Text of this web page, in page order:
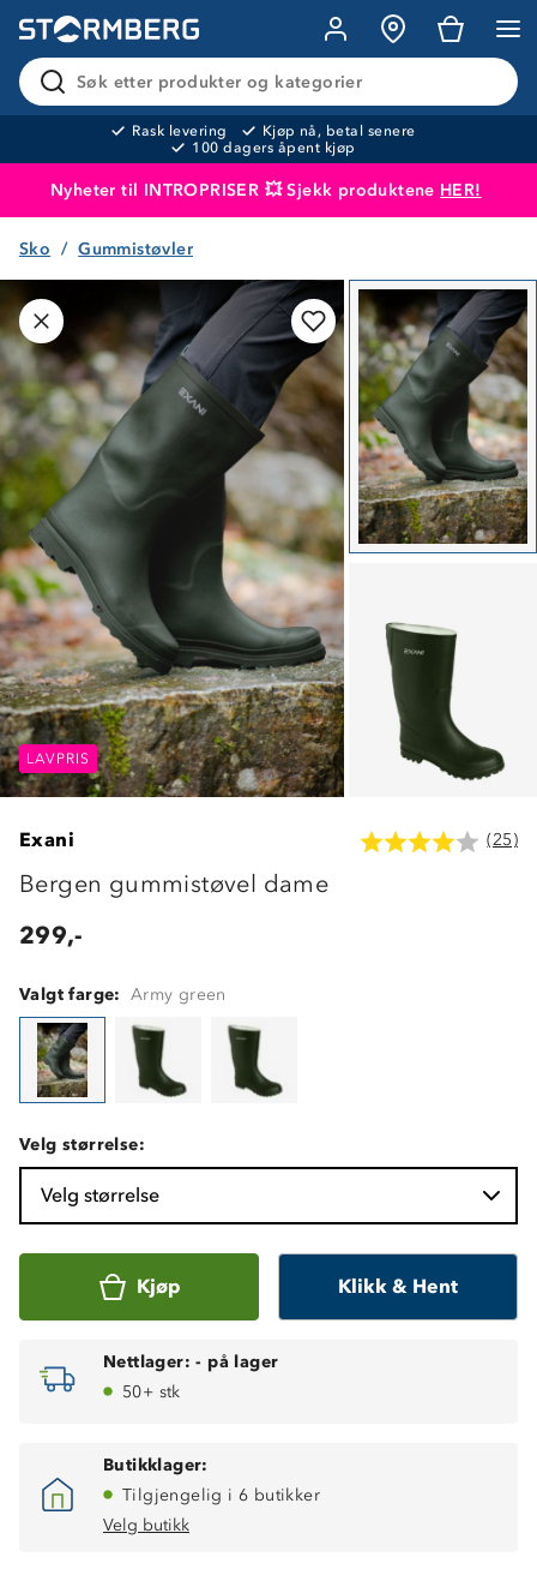
Søk etter produkter og kategorier
Rask levering
Kjøp nå, betal senere
100 dagers åpent kjøp
Nyheter til INTROPRISER 💥 Sjekk produktene HER!
Produktet er lagt i handlekurven
Sko Gummistøvler
LAVPRIS LAVPRIS
LAVPRIS
Exani (25)
Bergen gummistøvel dame
299,-
Valgt farge: Army green
Velg størrelse:
Velg størrelse
Kjøp Klikk & Hent
Nettlager: - på lager
50+ stk
Butikklager:
Tilgjengelig i 6 butikker
Velg butikk